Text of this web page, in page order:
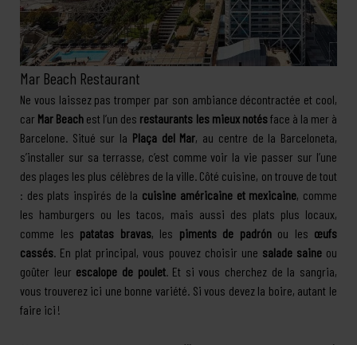
Mar Beach Restaurant
Ne vous laissez pas tromper par son ambiance décontractée et cool,
car Mar Beach est l’un des restaurants les mieux notésface à la mer à
Barcelone. Situé sur la Plaça del Mar, au centre de la Barceloneta,
s’installer sur sa terrasse, c’est comme voir la vie passer sur l’une
des plages les plus célèbres de la ville. Côté cuisine, on trouve de tout
: des plats inspirés de la cuisine américaine et mexicaine, comme
les hamburgers ou les tacos, mais aussi des plats plus locaux,
comme les patatas bravas, les piments de padrónou les œufs
cassés. En plat principal, vous pouvez choisir une salade saineou
goûter leur escalope de poulet. Et si vous cherchez de la sangria,
vous trouverez ici une bonne variété. Si vous devez la boire, autant le
faire ici !